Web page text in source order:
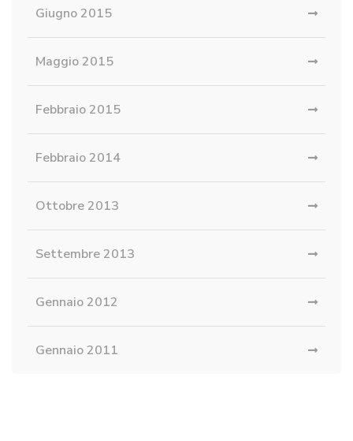
Giugno 2015
Maggio 2015
Febbraio 2015
Febbraio 2014
Ottobre 2013
Settembre 2013
Gennaio 2012
Gennaio 2011